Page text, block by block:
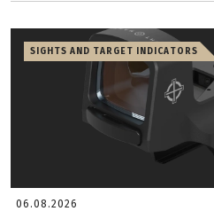
SIGHTS AND TARGET INDICATORS
06.08.2026